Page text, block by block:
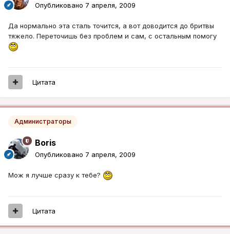
Опубликовано 7 апреля, 2009
Да нормально эта сталь точится, а вот доводится до бритвы
тяжело. Переточишь без проблем и сам, с остальным помогу
Цитата
Администраторы
Boris
Опубликовано 7 апреля, 2009
Мож я лучше сразу к тебе?
Цитата